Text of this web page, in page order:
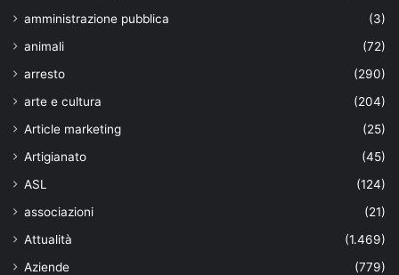
amministrazione pubblica
(3)
animali
(72)
arresto
(290)
arte e cultura
(204)
Article marketing
(25)
Artigianato
(45)
ASL
(124)
associazioni
(21)
Attualità
(1.469)
Aziende
(779)